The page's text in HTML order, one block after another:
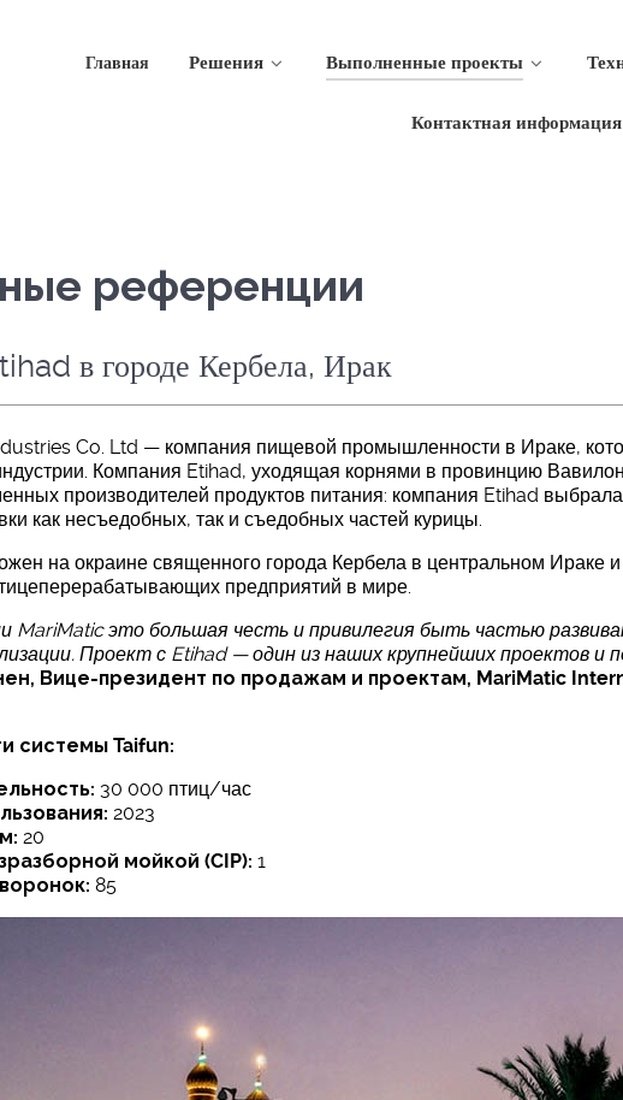
Главная Решения Выполненные проекты
Контактная информация
референции
в городе Кербела, Ирак
Co. Ltd — компания пищевой промышленности в Ираке,
Компания Etihad, уходящая корнями в провинцию
производителей продуктов питания: компания Etihad
как несъедобных, так и съедобных частей курицы.
на окраине священного города Кербела в центральном Ираке
предприятий в мире.
MariMatic это большая честь и привилегия быть частью
Проект с Etihad — один из наших крупнейших проектов и
Вице-президент по продажам и проектам, MariMatic
системы Taifun:
30 000 птиц/час
2023
20
мойкой (CIP): 1
85